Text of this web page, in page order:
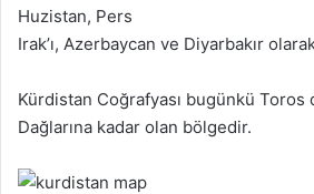
Huzistan, Pers
Irak’ı, Azerbaycan ve Diyarbakır
Kürdistan Coğrafyası bugünkü Toros
Dağlarına kadar olan bölgedir.